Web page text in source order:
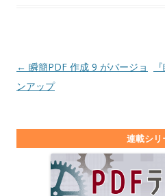
投稿ナビゲーション
← 瞬簡PDF 作成 9 がバージョ
ンアップ
連載シリ